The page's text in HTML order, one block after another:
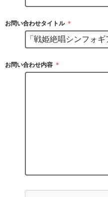
お問い合わせタイトル ＊
お問い合わせ内容 ＊